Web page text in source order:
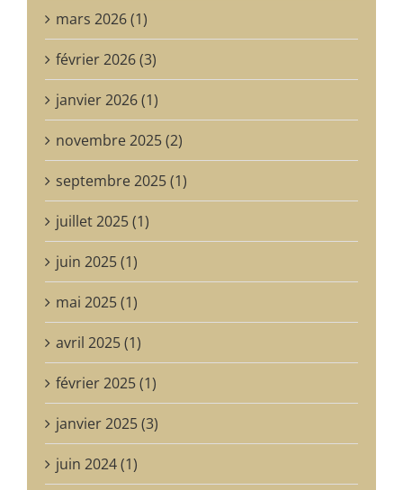
mars 2026 (1)
février 2026 (3)
janvier 2026 (1)
novembre 2025 (2)
septembre 2025 (1)
juillet 2025 (1)
juin 2025 (1)
mai 2025 (1)
avril 2025 (1)
février 2025 (1)
janvier 2025 (3)
juin 2024 (1)